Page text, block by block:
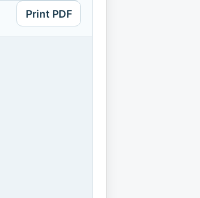
Print PDF